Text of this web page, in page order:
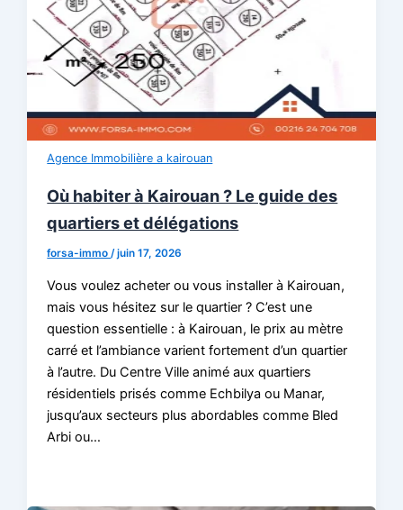
Agence Immobilière a kairouan
Où habiter à Kairouan ? Le guide des
quartiers et délégations
forsa-immo/juin 17, 2026
Vous voulez acheter ou vous installer à Kairouan,
mais vous hésitez sur le quartier ? C’est une
question essentielle : à Kairouan, le prix au mètre
carré et l’ambiance varient fortement d’un quartier
à l’autre. Du Centre Ville animé aux quartiers
résidentiels prisés comme Echbilya ou Manar,
jusqu’aux secteurs plus abordables comme Bled
Arbi ou…